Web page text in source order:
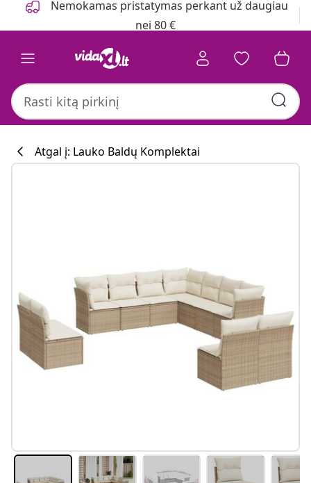
Nemokamas pristatymas perkant už daugiau
nei 80 €
Atgal į: Lauko Baldų Komplektai